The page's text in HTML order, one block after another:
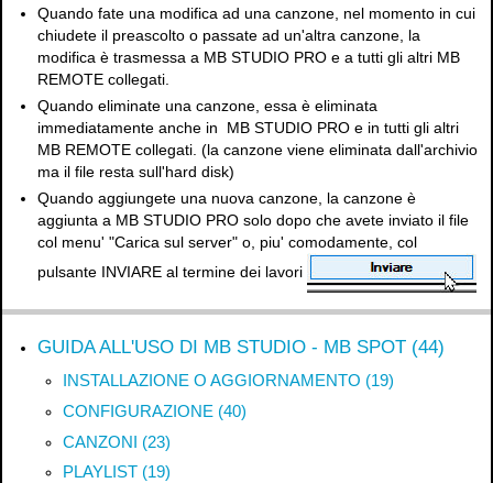
Quando fate una modifica ad una canzone, nel momento in cui
chiudete il preascolto o passate ad un'altra canzone, la
modifica è trasmessa a MB STUDIO PRO e a tutti gli altri MB
REMOTE collegati.
Quando eliminate una canzone, essa è eliminata
immediatamente anche in MB STUDIO PRO e in tutti gli altri
MB REMOTE collegati. (la canzone viene eliminata dall'archivio
ma il file resta sull'hard disk)
Quando aggiungete una nuova canzone, la canzone è
aggiunta a MB STUDIO PRO solo dopo che avete inviato il file
col menu' "Carica sul server" o, piu' comodamente, col
pulsante INVIARE al termine dei lavori
GUIDA ALL'USO DI MB STUDIO - MB SPOT (44)
INSTALLAZIONE O AGGIORNAMENTO (19)
CONFIGURAZIONE (40)
CANZONI (23)
PLAYLIST (19)